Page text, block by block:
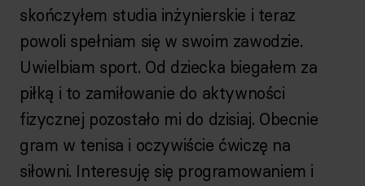
skończyłem studia inżynierskie i teraz
powoli spełniam się w swoim zawodzie.
Uwielbiam sport. Od dziecka biegałem za
piłką i to zamiłowanie do aktywności
fizycznej pozostało mi do dzisiaj. Obecnie
gram w tenisa i oczywiście ćwiczę na
siłowni. Interesuję się programowaniem i